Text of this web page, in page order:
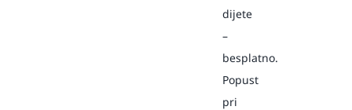
dijete
–
besplatno.
Popust
pri